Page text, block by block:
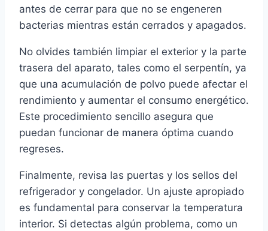
antes de cerrar para que no se engeneren
bacterias mientras están cerrados y apagados.
No olvides también limpiar el exterior y la parte
trasera del aparato, tales como el serpentín, ya
que una acumulación de polvo puede afectar el
rendimiento y aumentar el consumo energético.
Este procedimiento sencillo asegura que
puedan funcionar de manera óptima cuando
regreses.
Finalmente, revisa las puertas y los sellos del
refrigerador y congelador. Un ajuste apropiado
es fundamental para conservar la temperatura
interior. Si detectas algún problema, como un